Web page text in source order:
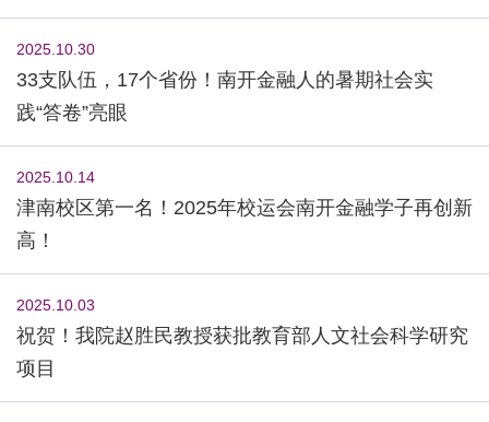
2025.10.30
33支队伍，17个省份！南开金融人的暑期社会实
践“答卷”亮眼
2025.10.14
津南校区第一名！2025年校运会南开金融学子再创新
高！
2025.10.03
祝贺！我院赵胜民教授获批教育部人文社会科学研究
项目